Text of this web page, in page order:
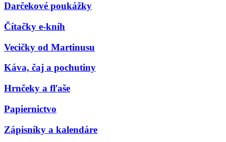
Darčekové poukážky
Čítačky e-kníh
Vecičky od Martinusu
Káva, čaj a pochutiny
Hrnčeky a fľaše
Papiernictvo
Zápisníky a kalendáre